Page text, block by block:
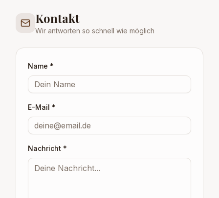
Kontakt
Wir antworten so schnell wie möglich
Name *
E-Mail *
Nachricht *